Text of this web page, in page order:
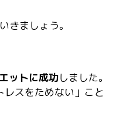
きましょう。
ットに成功しました。
スをためない」こと